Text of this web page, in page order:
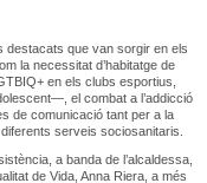
destacats que van sorgir en els
la necessitat d’habitatge de
en els clubs esportius,
el combat a l’addicció
de comunicació tant per a la
serveis sociosanitaris.
a banda de l’alcaldessa,
de Vida, Anna Riera, a més